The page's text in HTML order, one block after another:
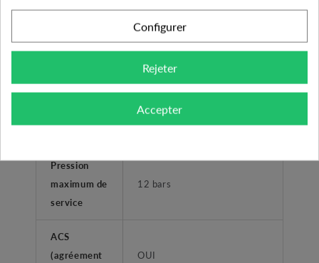
température
0°C à +40°C
Température
+40°C
Pression
maximum de
service
12 bars
ACS
(agréement
OUI
Configurer
Rejeter
Accepter